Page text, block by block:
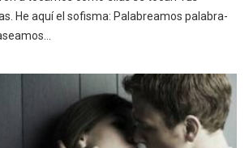
He aquí el sofisma: Palabreamos palabra-